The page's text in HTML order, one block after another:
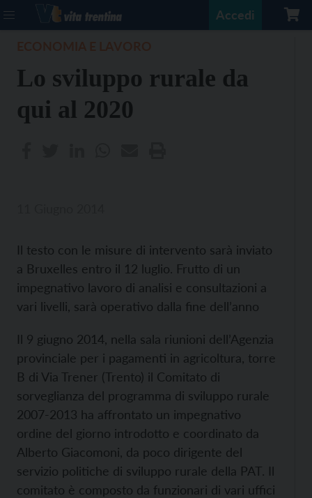
Accedi
Lo sviluppo rurale da
qui al 2020
Il testo con le misure di intervento sarà inviato
a Bruxelles entro il 12 luglio. Frutto di un
impegnativo lavoro di analisi e consultazioni a
vari livelli, sarà operativo dalla fine dell’anno
Il 9 giugno 2014, nella sala riunioni dell’Agenzia
provinciale per i pagamenti in agricoltura, torre
B di Via Trener (Trento) il Comitato di
sorveglianza del programma di sviluppo rurale
2007-2013 ha affrontato un impegnativo
ordine del giorno introdotto e coordinato da
Alberto Giacomoni, da poco dirigente del
servizio politiche di sviluppo rurale della PAT. Il
comitato è composto da funzionari di vari uffici